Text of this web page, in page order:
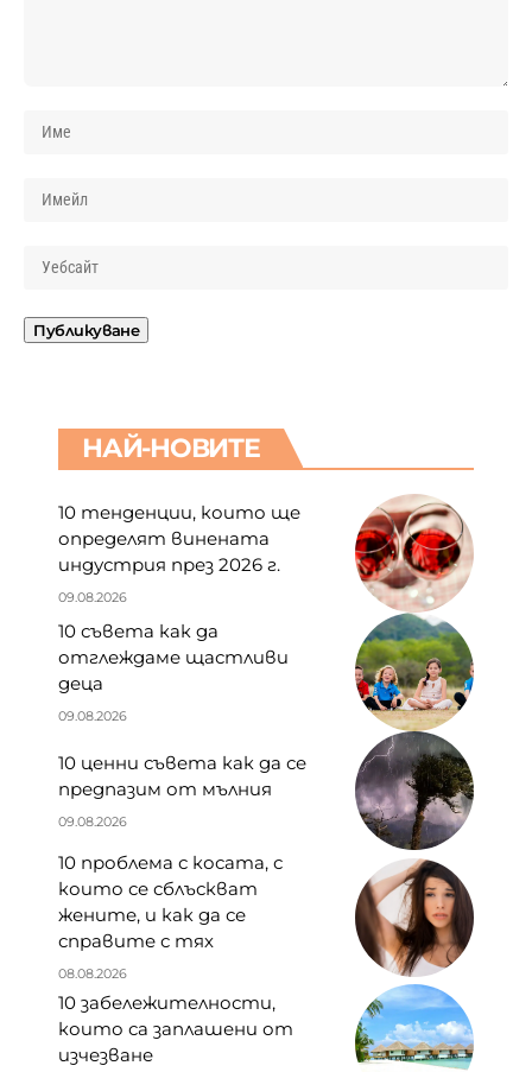
НАЙ-НОВИТЕ
10 тенденции, които ще
определят винената
индустрия през 2026 г.
09.08.2026
10 съвета как да
отглеждаме щастливи
деца
09.08.2026
10 ценни съвета как да се
предпазим от мълния
09.08.2026
10 проблема с косата, с
които се сблъскват
жените, и как да се
справите с тях
08.08.2026
10 забележителности,
които са заплашени от
изчезване